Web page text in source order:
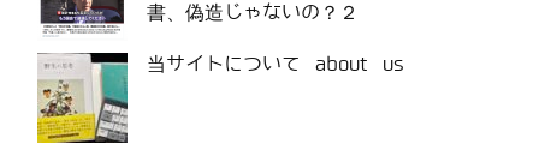
書、偽造じゃないの？２
当サイトについて about us